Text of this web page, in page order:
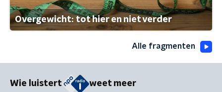
Overgewicht: tot hier en niet verder
Alle fragmenten
Wie luistert weet meer